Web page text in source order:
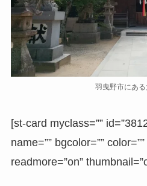
羽曳野市にあ
[st-card myclass=””
name=”” bgcolor=””
readmore=”on”